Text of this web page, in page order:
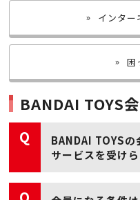
インター
困
BANDAI TOYS
Q
BANDAI TOYS
サービスを受け